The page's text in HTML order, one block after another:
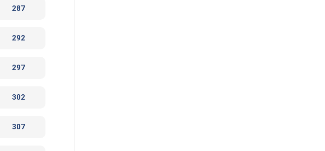
287
292
297
302
307